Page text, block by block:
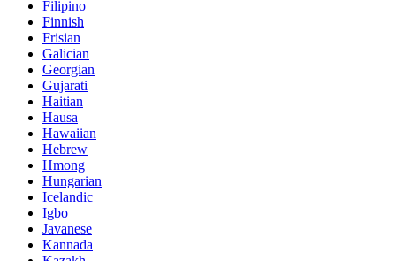
Filipino
Finnish
Frisian
Galician
Georgian
Gujarati
Haitian
Hausa
Hawaiian
Hebrew
Hmong
Hungarian
Icelandic
Igbo
Javanese
Kannada